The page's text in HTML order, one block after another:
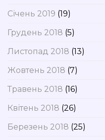
Січень 2019 (19)
Грудень 2018 (5)
Листопад 2018 (13)
Жовтень 2018 (7)
Травень 2018 (16)
Квітень 2018 (26)
Березень 2018 (25)